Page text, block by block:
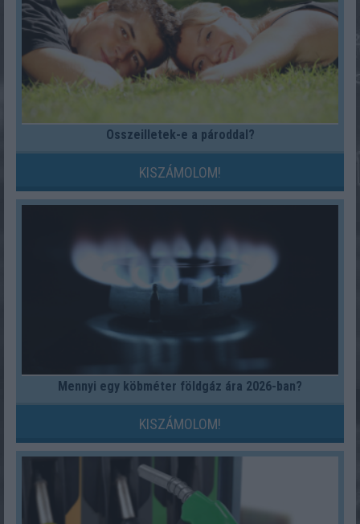
Összeilletek-e a pároddal?
KISZÁMOLOM!
Mennyi egy köbméter földgáz ára 2026-ban?
KISZÁMOLOM!